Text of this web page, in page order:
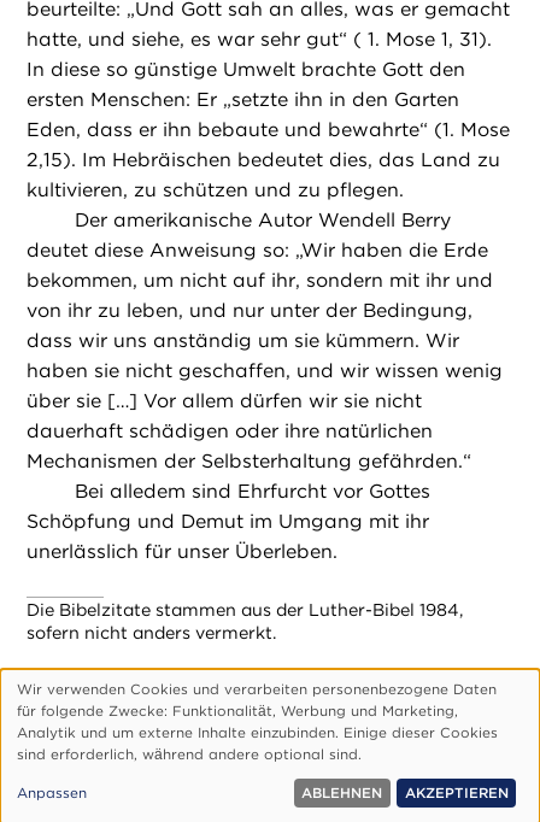
beurteilte: „Und Gott sah an alles, was er gemacht
hatte, und siehe, es war sehr gut“ ( 1. Mose 1, 31).
In diese so günstige Umwelt brachte Gott den
ersten Menschen: Er „setzte ihn in den Garten
Eden, dass er ihn bebaute und bewahrte“ (1. Mose
2,15). Im Hebräischen bedeutet dies, das Land zu
kultivieren, zu schützen und zu pflegen.
Der amerikanische Autor Wendell Berry
deutet diese Anweisung so: „Wir haben die Erde
bekommen, um nicht auf ihr, sondern mit ihr und
von ihr zu leben, und nur unter der Bedingung,
dass wir uns anständig um sie kümmern. Wir
haben sie nicht geschaffen, und wir wissen wenig
über sie […] Vor allem dürfen wir sie nicht
dauerhaft schädigen oder ihre natürlichen
Mechanismen der Selbsterhaltung gefährden.“
Bei alledem sind Ehrfurcht vor Gottes
Schöpfung und Demut im Umgang mit ihr
unerlässlich für unser Überleben.
Die Bibelzitate stammen aus der Luther-Bibel 1984,
sofern nicht anders vermerkt.
Footer-
de
Über Uns Impressum
Datenschutzerklärung
Cookie-Einstellungen Anpassen
© 1999, 2026 Die Kirche Gottes e.V. – alle Rechte vorbehalten
Verwendung
personenbezogener
Daten
und
Wir verwenden Cookies und verarbeiten personenbezogene Daten
für folgende Zwecke: Funktionalitӓt, Werbung und Marketing,
Analytik und um externe Inhalte einzubinden. Einige dieser Cookies
sind erforderlich, wӓhrend andere optional sind.
Anpassen ABLEHNEN AKZEPTIEREN